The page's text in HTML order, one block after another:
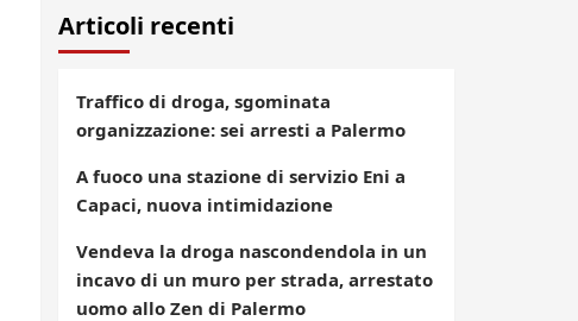
Articoli recenti
Traffico di droga, sgominata
organizzazione: sei arresti a Palermo
A fuoco una stazione di servizio Eni a
Capaci, nuova intimidazione
Vendeva la droga nascondendola in un
incavo di un muro per strada, arrestato
uomo allo Zen di Palermo